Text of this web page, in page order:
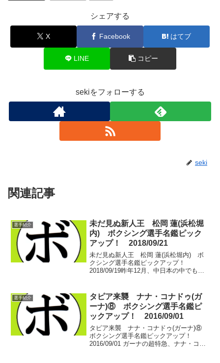
シェアする
X Facebook はてブ
LINE コピー
sekiをフォローする
seki
関連記事
選手紹介
未だ見ぬ新人王 松岡 蓮(浜松堀
内) ボクシング選手名鑑ピック
アップ！ 2018/09/21
未だ見ぬ新人王 松岡 蓮(浜松堀内) ボ
クシング選手名鑑ピックアップ！
2018/09/19昨年12月、中日本の中でも僻
川県金沢市の石川県産業展示館2号館。北
陸の冬...
選手紹介
タピア来襲 ナナ・コナドゥ(ガ
ーナ)⑧ ボクシング選手名鑑ピ
ックアップ！ 2016/09/01
タピア来襲 ナナ・コナドゥ(ガーナ)⑧
ボクシング選手名鑑ピックアップ！
2016/09/01 ガーナの超特急、ナナ・コナ